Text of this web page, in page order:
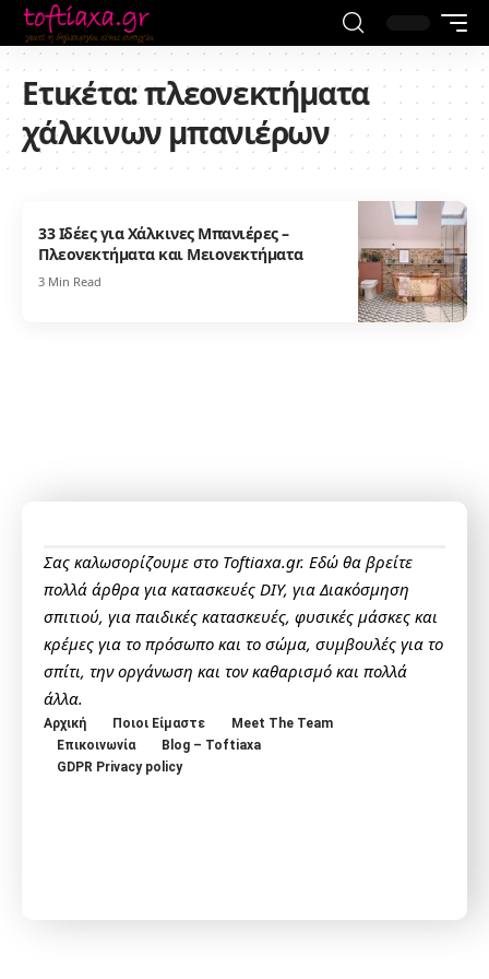
Ετικέτα:πλεονεκτήματα
χάλκινων μπανιέρων
33 Ιδέες για Χάλκινες Μπανιέρες –
Πλεονεκτήματα και Μειονεκτήματα
3 Min Read
Σας καλωσορίζουμε στο Toftiaxa.gr. Εδώ θα βρείτε
πολλά άρθρα για κατασκευές DIY, για Διακόσμηση
σπιτιού, για παιδικές κατασκευές, φυσικές μάσκες και
κρέμες για το πρόσωπο και το σώμα, συμβουλές για το
σπίτι, την οργάνωση και τον καθαρισμό και πολλά
άλλα.
Αρχική Ποιοι Είμαστε
Meet The Team
Επικοινωνία
Blog – Toftiaxa
GDPR Privacy policy